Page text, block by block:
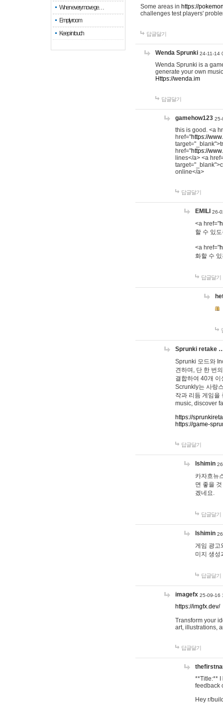
When every move ge…
Empty room
Keep in touch
Some areas in https://
challenges test players'
답글달기
Wenda Sprunki 24-11-14
Wenda Sprunki is a
generate your own
Https://wenda.im
답글달기
gamehow123 25-
this is good. <a
href="https://
href="https://
lines</a> <a
online</a>
답글달기
EMILI 26-
<a href="
할 수 있
<a href="
화할 수
답글달기
Sprunki retake
Sprunki 모드와
견하며, 단 한 번
결합하여 40개
Scrunkly는 사랑
작과 리듬 게임을
music, discover
https://
https://game-
답글달기
lshimin
카자흐뉴
면 좋을
겠네요.
답글달기
lshimin
게임 광고
미지 생성
답글달기
imagefx 25-09-16
https://imgfx.dev/
Transform your
art, illustrations,
답글달기
**Title:** I
feedback
Hey r/